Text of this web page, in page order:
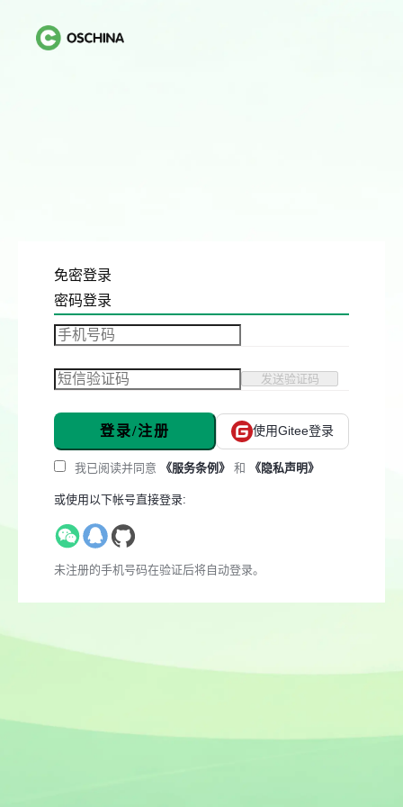
免密登录
密码登录
发送验证码
登录/注册 使用Gitee登录
我已阅读并同意 《服务条例》 和 《隐私声明》
或使用以下帐号直接登录:
未注册的手机号码在验证后将自动登录。